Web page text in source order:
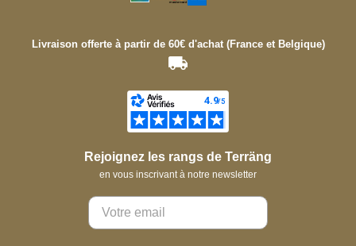
Livraison offerte à partir de 60€ d'achat (France et Belgique)
Rejoignez les rangs de Terräng
en vous inscrivant à notre newsletter